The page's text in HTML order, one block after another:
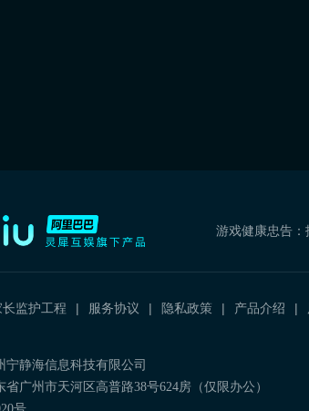
游戏健康忠告
长监护工程 服务协议 隐私政策 产品介绍
宁静海信息科技有限公司
广州市天河区高普路38号624房（仅限办公）